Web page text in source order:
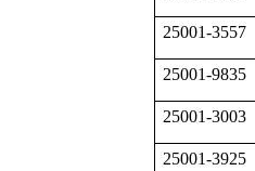
25001-3557
25001-9835
25001-3003
25001-3925